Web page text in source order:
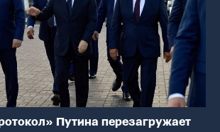
Путина перезагружает